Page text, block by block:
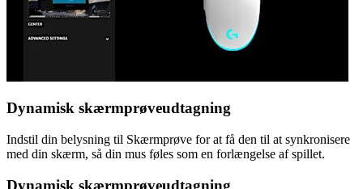
Dynamisk skærmprøveudtagning
Indstil din belysning til Skærmprøve for at få den til at synkronisere
med din skærm, så din mus føles som en forlængelse af spillet.
Dynamisk skærmprøveudtagning